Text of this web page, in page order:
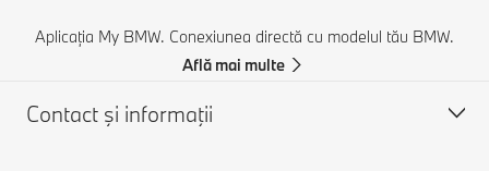
Aplicația My BMW. Conexiunea directă cu modelul tău BMW.
Află mai multe
Contact şi informaţii